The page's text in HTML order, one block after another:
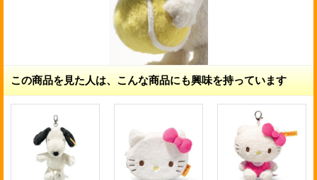
この商品を見た人は、こんな商品にも興味を持っています